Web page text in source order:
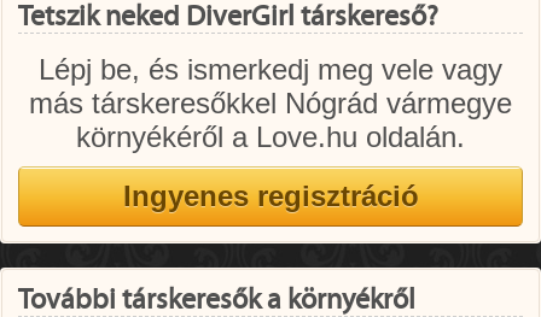
Tetszik neked DiverGirl társkereső?
Lépj be, és ismerkedj meg vele vagy
más társkeresőkkel Nógrád vármegye
környékéről a Love.hu oldalán.
További társkeresők a környékről